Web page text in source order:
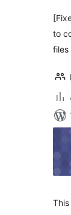
to
files